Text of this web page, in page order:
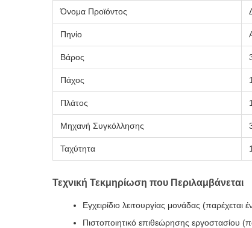
Όνομα Προϊόντος
Πηνίο
Βάρος
Πάχος
Πλάτος
Μηχανή Συγκόλλησης
Ταχύτητα
Τεχνική Τεκμηρίωση που Περιλαμβάνεται
Εγχειρίδιο λειτουργίας μονάδας
Πιστοποιητικό επιθεώρησης εργοστασίου